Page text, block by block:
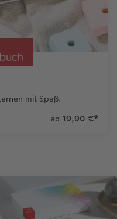
mit Spaß.
ab 19,90 €*